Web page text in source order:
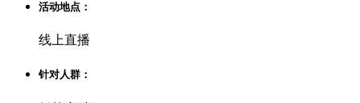
活动地点：
线上直播
针对人群：